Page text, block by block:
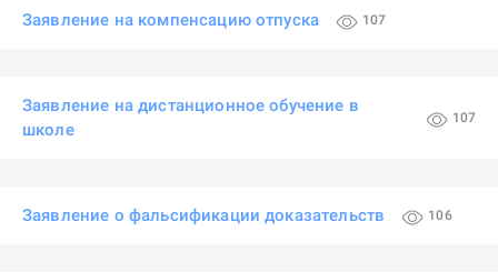
Заявление на компенсацию отпуска 107
Заявление на дистанционное обучение в
школе
107
Заявление о фальсификации доказательств 106